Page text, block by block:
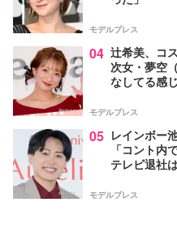
モデルプレス
04 辻希美、コ
次女・夢空
なしてる感
モデルプレス
05 レインボー
「コント内
テレビ退社
モデルプレス